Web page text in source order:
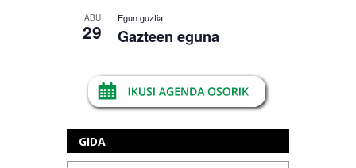
ABU
29
Egun guztia
Gazteen eguna
GIDA